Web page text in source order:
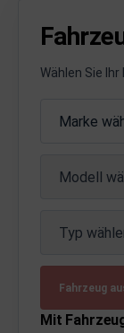
Wählen Sie
Marke
Modell
Typ
Fahrzeug
Mit
Anbauteile
Produkte
Aufbauten